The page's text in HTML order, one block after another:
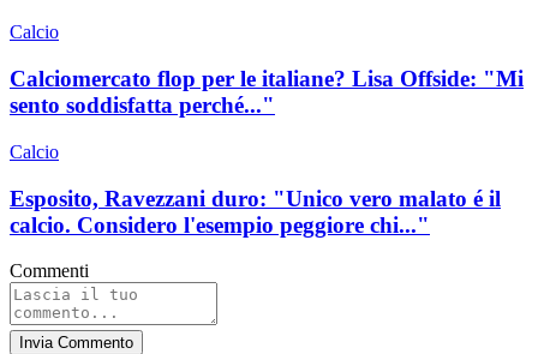
Calcio
Calciomercato flop per le italiane? Lisa Offside: "Mi
sento soddisfatta perché..."
Calcio
Esposito, Ravezzani duro: "Unico vero malato é il
calcio. Considero l'esempio peggiore chi..."
Commenti
Invia Commento